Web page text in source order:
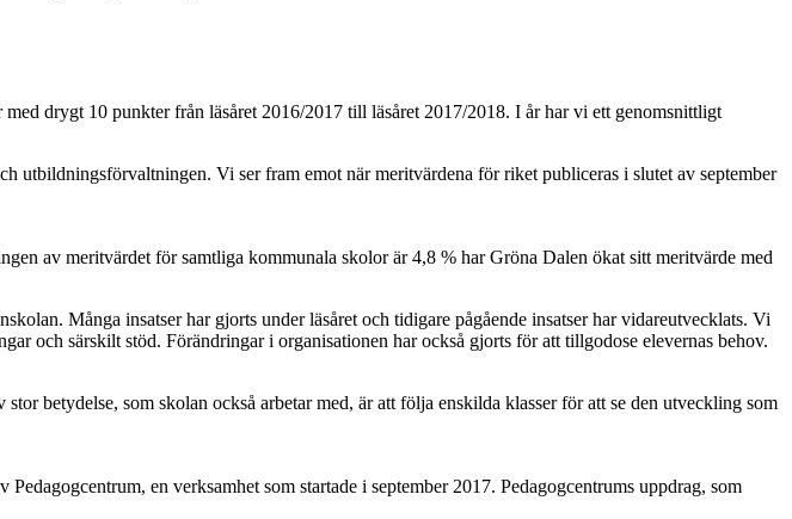
drygt 10 punkter från läsåret 2016/2017 till läsåret 2017/2018. I år har vi ett genomsnittligt
utbildningsförvaltningen. Vi ser fram emot när meritvärdena för riket publiceras i slutet av september
av meritvärdet för samtliga kommunala skolor är 4,8 % har Gröna Dalen ökat sitt meritvärde med
Många insatser har gjorts under läsåret och tidigare pågående insatser har vidareutvecklats. Vi
och särskilt stöd. Förändringar i organisationen har också gjorts för att tillgodose elevernas behov.
betydelse, som skolan också arbetar med, är att följa enskilda klasser för att se den utveckling som
en verksamhet som startade i september 2017. Pedagogcentrums uppdrag, som